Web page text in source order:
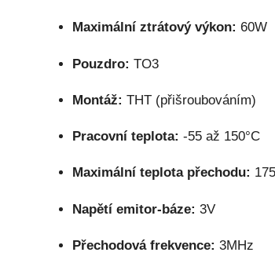
Maximální ztrátový výkon: 60W
Pouzdro: TO3
Montáž: THT (přišroubováním)
Pracovní teplota: -55 až 150°C
Maximální teplota přechodu:
Napětí emitor-báze: 3V
Přechodová frekvence: 3MHz